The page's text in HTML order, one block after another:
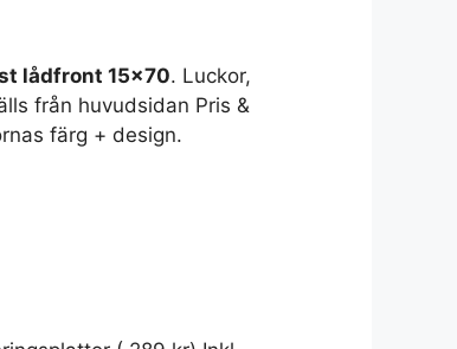
lådfront 15x70. Luckor,
från huvudsidan Pris &
färg + design.